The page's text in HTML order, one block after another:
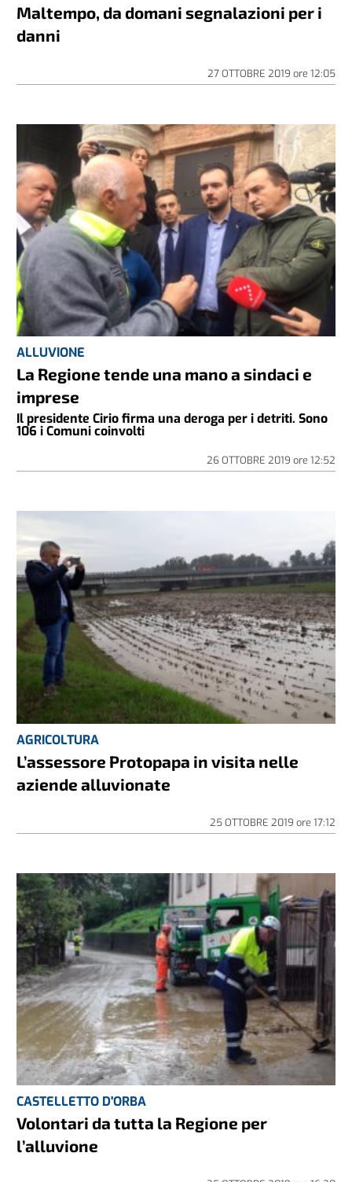
Maltempo, da domani segnalazioni per i
danni
27 OTTOBRE 2019 ore 12:05
ALLUVIONE
La Regione tende una mano a sindaci e
imprese
Il presidente Cirio firma una deroga per i detriti. Sono
106 i Comuni coinvolti
26 OTTOBRE 2019 ore 12:52
AGRICOLTURA
L’assessore Protopapa in visita nelle
aziende alluvionate
25 OTTOBRE 2019 ore 17:12
CASTELLETTO D'ORBA
Volontari da tutta la Regione per
l’alluvione